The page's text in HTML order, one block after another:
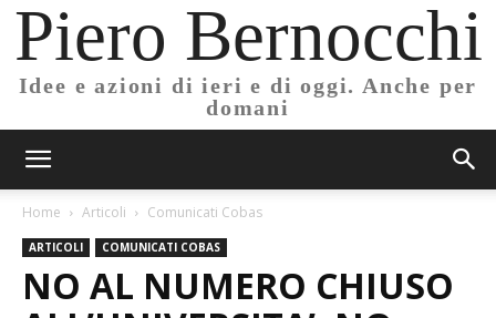
Piero Bernocchi
Idee e azioni di ieri e di oggi. Anche per
domani
Home Articoli Comunicati Cobas
ARTICOLI COMUNICATI COBAS
NO AL NUMERO CHIUSO